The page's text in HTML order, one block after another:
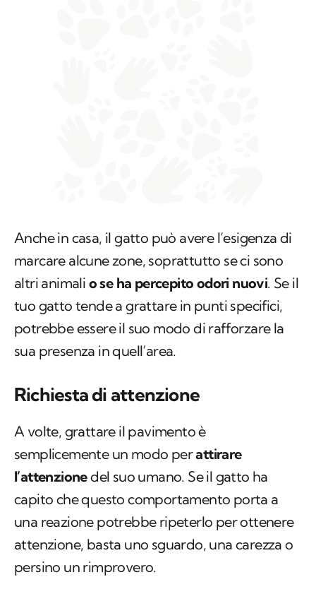
Anche in casa, il gatto può avere l’esigenza di
marcare alcune zone, soprattutto se ci sono
altri animali o se ha percepito odori nuovi. Se il
tuo gatto tende a grattare in punti specifici,
potrebbe essere il suo modo di rafforzare la
sua presenza in quell’area.
Richiesta di attenzione
A volte, grattare il pavimento è
semplicemente un modo perattirare
l’attenzionedel suo umano. Se il gatto ha
capito che questo comportamento porta a
una reazione potrebbe ripeterlo per ottenere
attenzione, basta uno sguardo, una carezza o
persino un rimprovero.